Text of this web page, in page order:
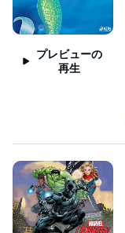
プレビューの
再生